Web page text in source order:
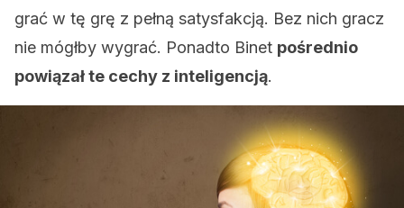
grać w tę grę z pełną satysfakcją. Bez nich gracz
nie mógłby wygrać. Ponadto Binet pośrednio
powiązał te cechy z inteligencją.